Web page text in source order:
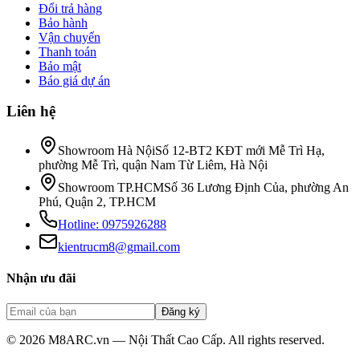
Đổi trả hàng
Bảo hành
Vận chuyển
Thanh toán
Bảo mật
Báo giá dự án
Liên hệ
Showroom Hà NộiSố 12-BT2 KĐT mới Mễ Trì Hạ,
phường Mễ Trì, quận Nam Từ Liêm, Hà Nội
Showroom TP.HCMSố 36 Lương Định Của, phường An
Phú, Quận 2, TP.HCM
Hotline: 0975926288
kientrucm8@gmail.com
Nhận ưu đãi
Đăng ký
© 2026 M8ARC.vn — Nội Thất Cao Cấp. All rights reserved.